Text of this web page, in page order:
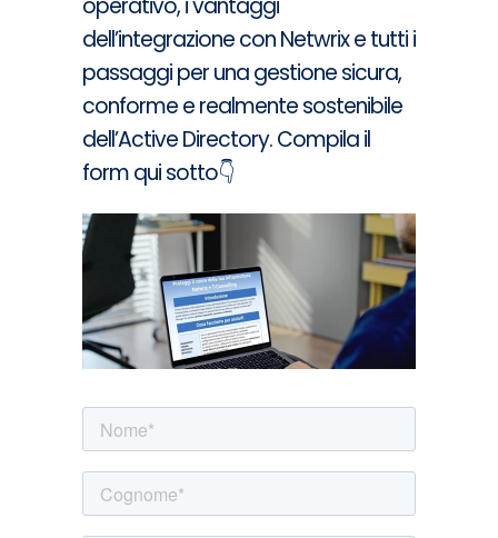
operativo, i vantaggi
dell’integrazione con Netwrix e tutti i
passaggi per una gestione sicura,
conforme e realmente sostenibile
dell’Active Directory. Compila il
form qui sotto👇